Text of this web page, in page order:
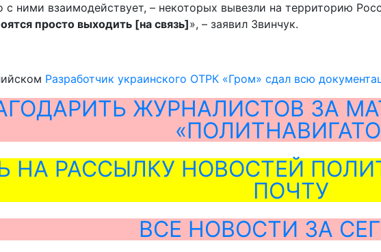
ними взаимодействует, – некоторых вывезли на территорию
просто выходить [на связь]», – заявил Звинчук.
Разработчик украинского ОТРК «Гром» сдал всю
ЖУРНАЛИСТОВ ЗА
НА РАССЫЛКУ НОВОСТЕЙ
ПОЧТУ
ВСЕ НОВОСТИ ЗА